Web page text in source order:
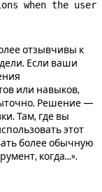
when the user
отзывчивы к
Если ваши
или навыков,
Решение —
Там, где вы
этот
более обычную
когда...».